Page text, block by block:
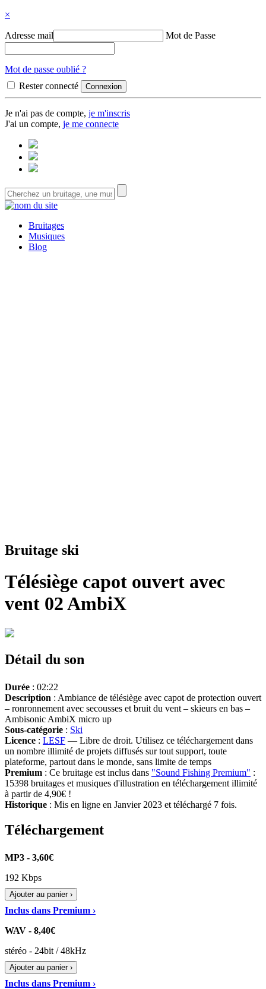
×
Adresse mail Mot de Passe
Mot de passe oublié ?
Rester connecté
Je n'ai pas de compte, je m'inscris
J'ai un compte, je me connecte
Bruitages
Musiques
Blog
Bruitage ski
Télésiège capot ouvert avec
vent 02 AmbiX
Détail du son
Durée : 02:22
Description : Ambiance de télésiège avec capot de protection ouvert
– ronronnement avec secousses et bruit du vent – skieurs en bas –
Ambisonic AmbiX micro up
Sous-catégorie : Ski
Licence : LESF — Libre de droit. Utilisez ce téléchargement dans
un nombre illimité de projets diffusés sur tout support, toute
plateforme, partout dans le monde, sans limite de temps
Premium : Ce bruitage est inclus dans "Sound Fishing Premium" :
15398 bruitages et musiques d'illustration en téléchargement illimité
à partir de 4,90€ !
Historique : Mis en ligne en Janvier 2023 et téléchargé 7 fois.
Téléchargement
MP3 - 3,60€
192 Kbps
Ajouter au panier ›
Inclus dans Premium ›
WAV - 8,40€
stéréo - 24bit / 48kHz
Ajouter au panier ›
Inclus dans Premium ›